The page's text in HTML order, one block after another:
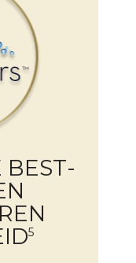
BEST­
5